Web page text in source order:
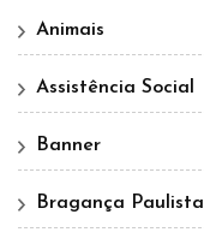
Animais
Assistência Social
Banner
Bragança Paulista